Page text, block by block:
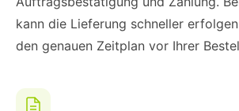
kann die Lieferung schneller
den genauen Zeitplan vor Ihrer